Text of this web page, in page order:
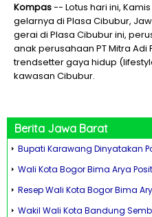
Kompas-- Lotus hari ini,
gelarnya di Plasa Cibubur,
gerai di Plasa Cibubur ini,
anak perusahaan PT Mitra
trendsetter gaya hidup
kawasan Cibubur.
Berita Jawa Barat
Bupati Karawang Dinyatakan
Wali Kota Bogor Bima Arya
Resep Wali Kota Bogor Bima
Wakil Wali Kota Bandung